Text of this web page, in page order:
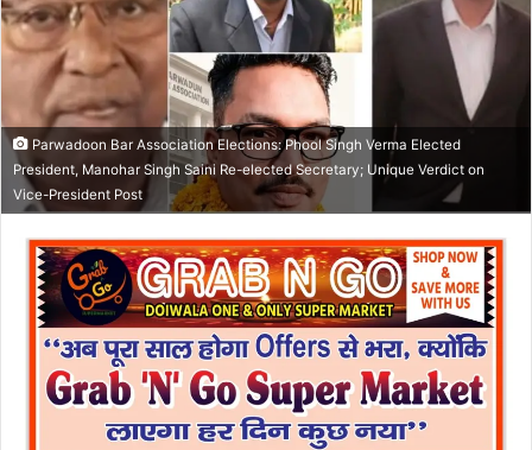
m
a
i
l
Parwadoon Bar Association Elections: Phool Singh Verma Elected
President, Manohar Singh Saini Re-elected Secretary; Unique Verdict on
Vice-President Post